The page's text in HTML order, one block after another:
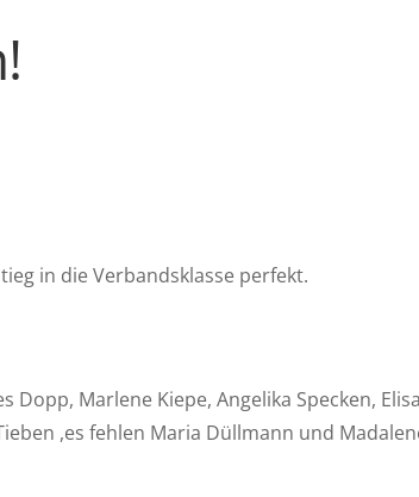
in die Verbandsklasse perfekt.
Dopp, Marlene Kiepe, Angelika Specken,
,es fehlen Maria Düllmann und